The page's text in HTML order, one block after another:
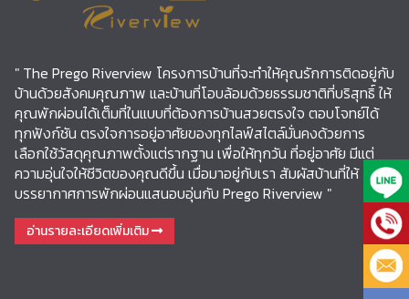
" The Prego Riverview โครงการบ้านที่จะทำให้คุณรักการติดอยู่กับ
บ้านด้วยสังคมคุณภาพ และบ้านที่โอบล้อมด้วยธรรมชาติที่บริสุทธิ์ ให้
คุณพักผ่อนได้เต็มที่ในแบบที่ต้องการบ้านสวยตรงใจ ตอบโจทย์ได้
ทุกฟังก์ชัน ตรงใจการอยู่อาศัยของทุกไลฟ์สไตล์มั่นคงด้วยการ
เลือกใช้วัสดุคุณภาพตั้งแต่รากฐาน เพื่อให้ทุกวัน ที่อยู่อาศัย มีแต่
ความอุ่นใจให้ชีวิตของคุณดีขึ้น เมื่อมาอยู่กับเรา สัมผัสบ้านที่ให้
บรรยากาศการพักผ่อนแสนอบอุ่นกับ Prego Riverview "
อ่านรายละเอียดเพิ่มเติม